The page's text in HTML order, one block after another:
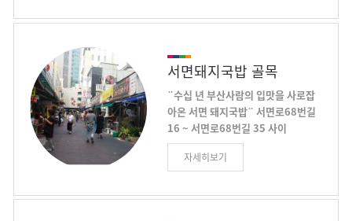
에게도 즐겨찾는 곳으로 도심의 어둠
물거리다
리에서는 양념 구이와 석쇠 구이, 소
김새가 징그럽다 하여 기피하는 사람
들도 많지만, 탱글탱글하고 쫀득하면
서도 부드러운 꼼장어 맛에 젓가락질
을 멈출 수 없을 것이다. 양념 된 꼼장
어를 먹을 때에는 남은 양념에 볶음밥
을 만들어 먹는 것도 꼼장어를 맛있게
먹는 방법 중 하나이다.
서면돼지국밥 골목
¨수십 년 부산사람의 입맛을 사로잡
아온 서면 돼지국밥¨ 서면로68번길
16 ~ 서면로68번길 35 사이
부산.경남 지방에서 즐겨먹는 서민적.
대중적 음식인 돼지국밥이 서면 중앙
여러 업소가 성업을 이루고 있다. 수
자세히보기